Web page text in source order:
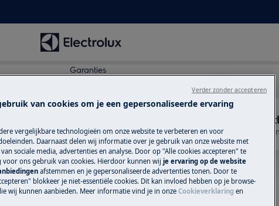
Garanties
nodig.
van cookies om je een gepersonaliseerde ervaring
vergelijkbare technologieën om onze website te verbeteren en voor
Daarnaast delen wij informatie over je gebruik van onze website met
sociale media, advertenties en analyse. Door op "Alle cookies accepteren" te
ons gebruik van cookies. Hierdoor kunnen wij je ervaring op de website
afstemmen en je gepersonaliseerde advertenties tonen. Door te
blokkeer je niet-essentiële cookies. Dit kan invloed hebben op je browse-
wij kunnen aanbieden. Meer informatie vind je in onze Cookieverklaring en
Verder zonder accepteren